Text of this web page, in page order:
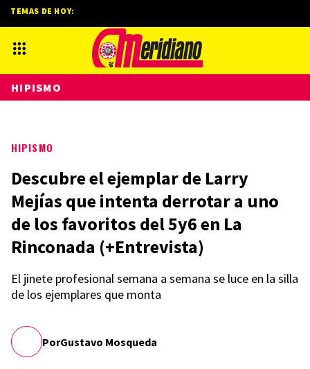
HIPISMO
Descubre el ejemplar de Larry
Mejías que intenta derrotar a uno
de los favoritos del 5y6 en La
Rinconada (+Entrevista)
El jinete profesional semana a semana se luce en la silla
de los ejemplares que monta
PorGustavo Mosqueda
TEMAS DE HOY:
HIPISMO